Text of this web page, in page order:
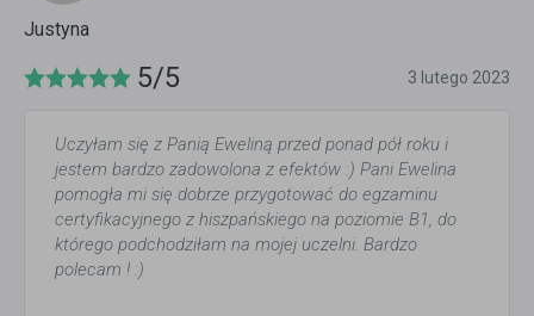
Justyna
5/5 3 lutego 2023
Uczyłam się z Panią Eweliną przed ponad pół roku i
jestem bardzo zadowolona z efektów :) Pani Ewelina
pomogła mi się dobrze przygotować do egzaminu
certyfikacyjnego z hiszpańskiego na poziomie B1, do
którego podchodziłam na mojej uczelni. Bardzo
polecam ! :)